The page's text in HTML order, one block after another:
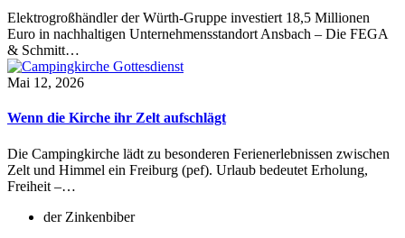
Elektrogroßhändler der Würth-Gruppe investiert 18,5 Millionen
Euro in nachhaltigen Unternehmensstandort Ansbach – Die FEGA
& Schmitt…
Mai 12, 2026
Wenn die Kirche ihr Zelt aufschlägt
Die Campingkirche lädt zu besonderen Ferienerlebnissen zwischen
Zelt und Himmel ein Freiburg (pef). Urlaub bedeutet Erholung,
Freiheit –…
der Zinkenbiber